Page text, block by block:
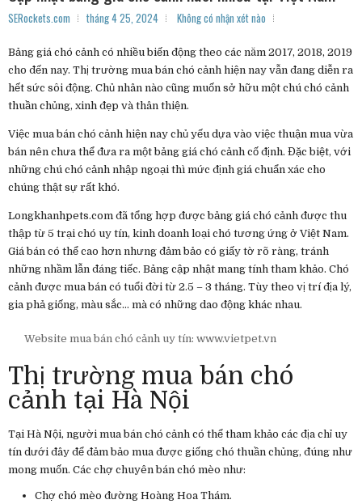
SERockets.com tháng 4 25, 2024 Không có nhận xét nào
Bảng giá chó cảnh có nhiều biến động theo các năm 2017, 2018, 2019
cho đến nay. Thị trường mua bán chó cảnh hiện nay vẫn đang diễn ra
hết sức sôi động. Chủ nhân nào cũng muốn sở hữu một chú chó cảnh
thuần chủng, xinh đẹp và thân thiện.
Việc mua bán chó cảnh hiện nay chủ yếu dựa vào việc thuận mua vừa
bán nên chưa thể đưa ra một bảng giá chó cảnh cố định. Đặc biệt, với
những chú chó cảnh nhập ngoại thì mức định giá chuẩn xác cho
chúng thật sự rất khó.
Longkhanhpets.com đã tổng hợp được bảng giá chó cảnh được thu
thập từ 5 trại chó uy tín, kinh doanh loại chó tương ứng ở Việt Nam.
Giá bán có thể cao hơn nhưng đảm bảo có giấy tờ rõ ràng, tránh
những nhầm lẫn đáng tiếc. Bảng cập nhật mang tính tham khảo. Chó
cảnh được mua bán có tuổi đời từ 2.5 – 3 tháng. Tùy theo vị trí địa lý,
gia phả giống, màu sắc… mà có những dao động khác nhau.
Website mua bán chó cảnh uy tín: www.vietpet.vn
Thị trường mua bán chó
cảnh tại Hà Nội
Tại Hà Nội, người mua bán chó cảnh có thể tham khảo các địa chỉ uy
tín dưới đây để đảm bảo mua được giống chó thuần chủng, đúng như
mong muốn. Các chợ chuyên bán chó mèo như:
Chợ chó mèo đường Hoàng Hoa Thám.